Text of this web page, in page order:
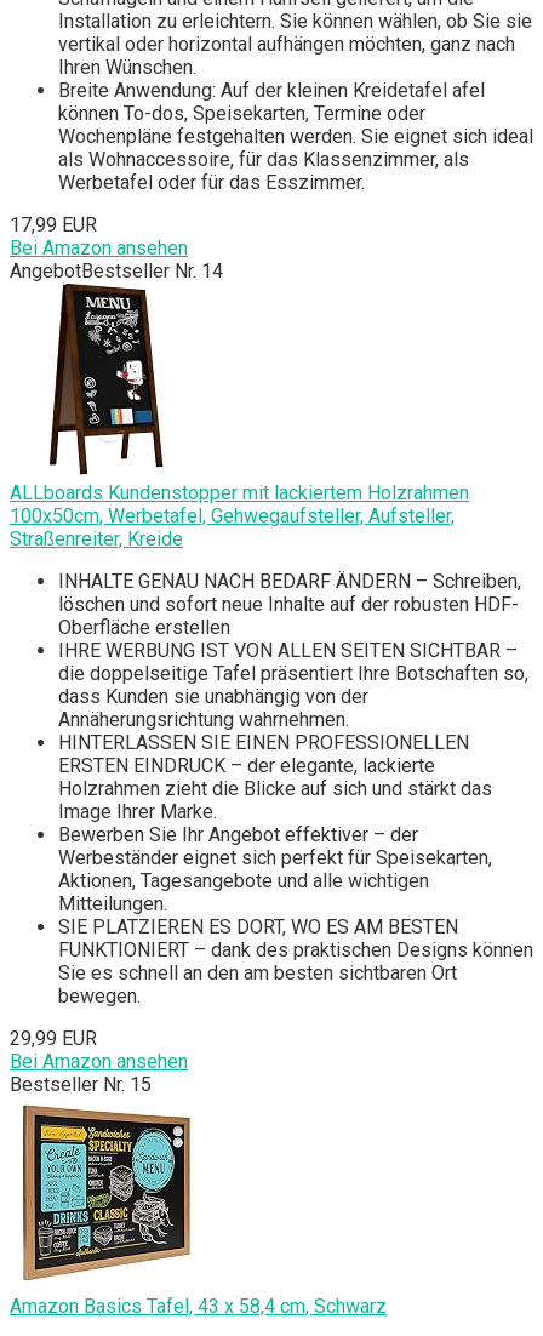
Installation zu erleichtern. Sie können wählen, ob Sie sie
vertikal oder horizontal aufhängen möchten, ganz nach
Ihren Wünschen.
Breite Anwendung: Auf der kleinen Kreidetafel afel
können To-dos, Speisekarten, Termine oder
Wochenpläne festgehalten werden. Sie eignet sich ideal
als Wohnaccessoire, für das Klassenzimmer, als
Werbetafel oder für das Esszimmer.
17,99 EUR
Bei Amazon ansehen
AngebotBestseller Nr. 14
ALLboards Kundenstopper mit lackiertem Holzrahmen
100x50cm, Werbetafel, Gehwegaufsteller, Aufsteller,
Straßenreiter, Kreide
INHALTE GENAU NACH BEDARF ÄNDERN – Schreiben,
löschen und sofort neue Inhalte auf der robusten HDF-
Oberfläche erstellen
IHRE WERBUNG IST VON ALLEN SEITEN SICHTBAR –
die doppelseitige Tafel präsentiert Ihre Botschaften so,
dass Kunden sie unabhängig von der
Annäherungsrichtung wahrnehmen.
HINTERLASSEN SIE EINEN PROFESSIONELLEN
ERSTEN EINDRUCK – der elegante, lackierte
Holzrahmen zieht die Blicke auf sich und stärkt das
Image Ihrer Marke.
Bewerben Sie Ihr Angebot effektiver – der
Werbeständer eignet sich perfekt für Speisekarten,
Aktionen, Tagesangebote und alle wichtigen
Mitteilungen.
SIE PLATZIEREN ES DORT, WO ES AM BESTEN
FUNKTIONIERT – dank des praktischen Designs können
Sie es schnell an den am besten sichtbaren Ort
bewegen.
29,99 EUR
Bei Amazon ansehen
Bestseller Nr. 15
Amazon Basics Tafel, 43 x 58,4 cm, Schwarz